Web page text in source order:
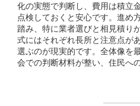
化の実態で判断し、費用は積立
点検しておくと安心です。進め
踏み、特に業者選びと相見積り
式にはそれぞれ長所と注意点が
選ぶのが現実的です。全体像を
会での判断材料が整い、住民へ